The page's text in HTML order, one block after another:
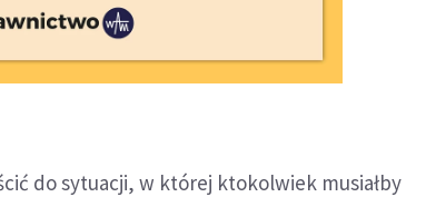
do sytuacji, w której ktokolwiek musiałby